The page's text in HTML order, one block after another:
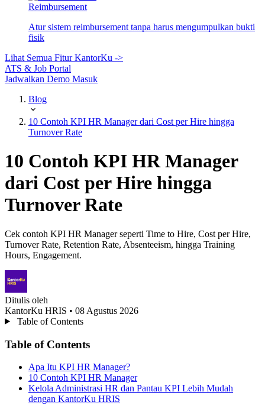
Reimbursement
Atur sistem reimbursement tanpa harus mengumpulkan bukti
fisik
Lihat Semua Fitur KantorKu ->
ATS & Job Portal
Jadwalkan Demo Masuk
Blog
10 Contoh KPI HR Manager dari Cost per Hire hingga
Turnover Rate
10 Contoh KPI HR Manager
dari Cost per Hire hingga
Turnover Rate
Cek contoh KPI HR Manager seperti Time to Hire, Cost per Hire,
Turnover Rate, Retention Rate, Absenteeism, hingga Training
Hours, Engagement.
Ditulis oleh
KantorKu HRIS • 08 Agustus 2026
Table of Contents
Table of Contents
Apa Itu KPI HR Manager?
10 Contoh KPI HR Manager
Kelola Administrasi HR dan Pantau KPI Lebih Mudah
dengan KantorKu HRIS